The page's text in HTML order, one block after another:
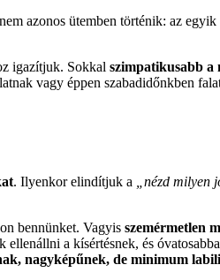
azonos ütemben történik: az
igazítjuk. Sokkal szimpatikusabb a
vagy éppen szabadidőnkben
. Ilyenkor elindítjuk a
„nézd milyen
bennünket. Vagyis szemérmetlen
ellenállni a kísértésnek, és
nagyképűnek, de minimum